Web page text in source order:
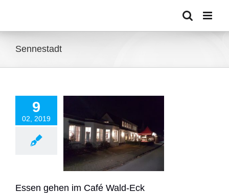
Sennestadt
9
02, 2019
im Café
Essen gehen im Café Wald-Eck